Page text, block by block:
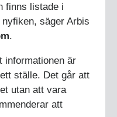
finns listade i
säger Arbis
.
informationen är
ställe. Det går att
utan att vara
att